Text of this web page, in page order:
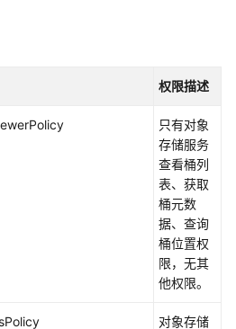
权限描述
只有对象
存储服务
查看桶列
表、获取
桶元数
据、查询
桶位置权
限，无其
他权限。
对象存储